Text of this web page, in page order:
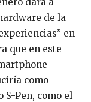
de la
en
que en este
como
Pen, como el